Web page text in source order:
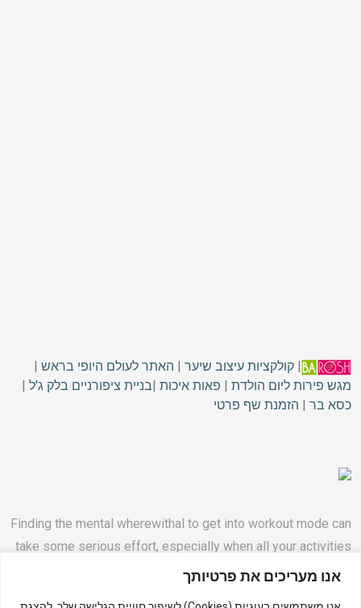
אנו מעריכים את פרטיותך
| קולקציות עיצוב שיער | האתר לעולם היופי בראש |
מגש פירות ליום הולדת | פאות איכות |בניית ציפורניים בלק ג'ל |
כסא בר | הזמנת שף פרטי
Finding the mental wherewithal to get into workout mode can
take some serious effort, especially when all your activities
happen at home.